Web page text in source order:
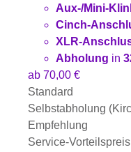
Aux-/Mini-
Cinch-
XLR-
Abholung in
ab 70,00 €
Standard
Selbstabholung
Empfehlung
Service-Vorteilspreis